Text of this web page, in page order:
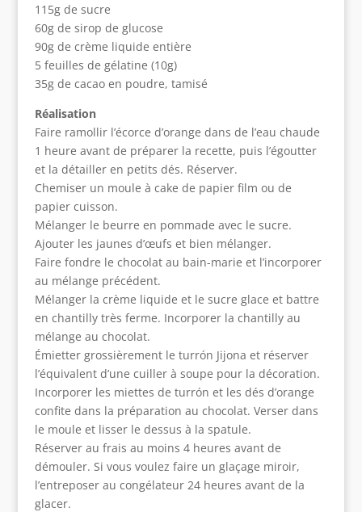
115g de sucre
60g de sirop de glucose
90g de crème liquide entière
5 feuilles de gélatine (10g)
35g de cacao en poudre, tamisé
Réalisation
Faire ramollir l’écorce d’orange dans de l’eau chaude
1 heure avant de préparer la recette, puis l’égoutter
et la détailler en petits dés. Réserver.
Chemiser un moule à cake de papier film ou de
papier cuisson.
Mélanger le beurre en pommade avec le sucre.
Ajouter les jaunes d’œufs et bien mélanger.
Faire fondre le chocolat au bain-marie et l’incorporer
au mélange précédent.
Mélanger la crème liquide et le sucre glace et battre
en chantilly très ferme. Incorporer la chantilly au
mélange au chocolat.
Émietter grossièrement le turrón Jijona et réserver
l’équivalent d’une cuiller à soupe pour la décoration.
Incorporer les miettes de turrón et les dés d’orange
confite dans la préparation au chocolat. Verser dans
le moule et lisser le dessus à la spatule.
Réserver au frais au moins 4 heures avant de
démouler. Si vous voulez faire un glaçage miroir,
l’entreposer au congélateur 24 heures avant de la
glacer.